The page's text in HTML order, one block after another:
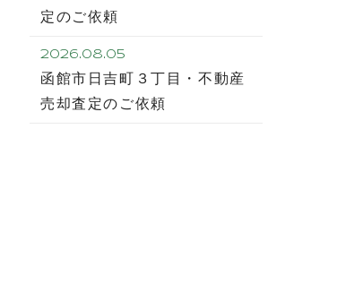
定のご依頼
2026.08.05
函館市日吉町３丁目・不動産
売却査定のご依頼